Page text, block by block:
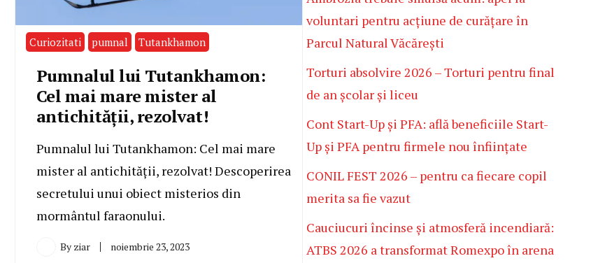
Curiozitati pumnal Tutankhamon
Pumnalul lui Tutankhamon:
Cel mai mare mister al
antichității, rezolvat!
Pumnalul lui Tutankhamon: Cel mai mare
mister al antichității, rezolvat! Descoperirea
secretului unui obiect misterios din
mormântul faraonului.
By ziar noiembrie 23, 2023
voluntari pentru acțiune de curățare în
Parcul Natural Văcărești
Torturi absolvire 2026 – Torturi pentru final
de an școlar și liceu
Cont Start-Up și PFA: află beneficiile Start-
Up și PFA pentru firmele nou înființate
CONIL FEST 2026 – pentru ca fiecare copil
merita sa fie vazut
Cauciucuri încinse și atmosferă incendiară:
ATBS 2026 a transformat Romexpo în arena